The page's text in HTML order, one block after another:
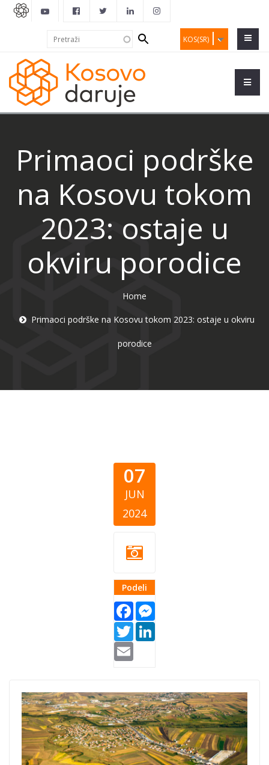
KOS(SR)
Search
form
Primaoci podrške
na Kosovu tokom
2023: ostaje u
okviru porodice
Home
Primaoci podrške na Kosovu tokom 2023: ostaje u okviru
porodice
07
JUN
2024
Podeli
Facebook
Twitter
Blog Thumb
Kosovo Dhuron